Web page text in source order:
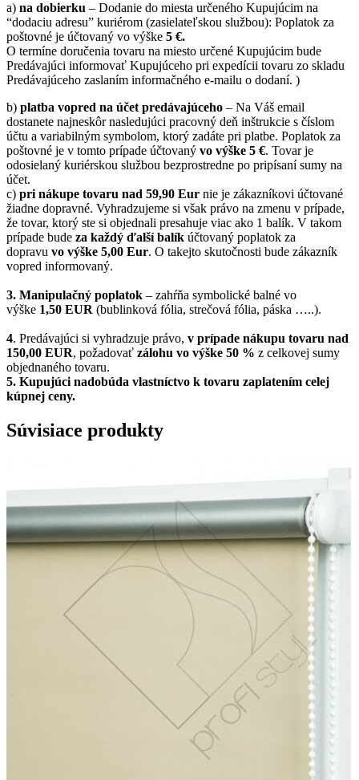
a) na dobierku – Dodanie do miesta určeného Kupujúcim na
“dodaciu adresu” kuriérom (zasielateľskou službou): Poplatok za
poštovné je účtovaný vo výške 5 €.
O termíne doručenia tovaru na miesto určené Kupujúcim bude
Predávajúci informovať Kupujúceho pri expedícii tovaru zo skladu
Predávajúceho zaslaním informačného e-mailu o dodaní. )
b) platba vopred na účet predávajúceho – Na Váš email
dostanete najneskôr nasledujúci pracovný deň inštrukcie s číslom
účtu a variabilným symbolom, ktorý zadáte pri platbe. Poplatok za
poštovné je v tomto prípade účtovaný vo výške 5 €. Tovar je
odosielaný kuriérskou službou bezprostredne po pripísaní sumy na
účet.
c) pri nákupe tovaru nad 59,90 Eur nie je zákazníkovi účtované
žiadne dopravné. Vyhradzujeme si však právo na zmenu v prípade,
že tovar, ktorý ste si objednali presahuje viac ako 1 balík. V takom
prípade bude za každý ďalší balík účtovaný poplatok za
dopravu vo výške 5,00 Eur. O takejto skutočnosti bude zákazník
vopred informovaný.
3. Manipulačný poplatok – zahŕňa symbolické balné vo
výške 1,50 EUR (bublinková fólia, strečová fólia, páska …..).
4. Predávajúci si vyhradzuje právo, v prípade nákupu tovaru nad
150,00 EUR, požadovať zálohu vo výške 50 % z celkovej sumy
objednaného tovaru.
5. Kupujúci nadobúda vlastníctvo k tovaru zaplatením celej
kúpnej ceny.
Súvisiace produkty